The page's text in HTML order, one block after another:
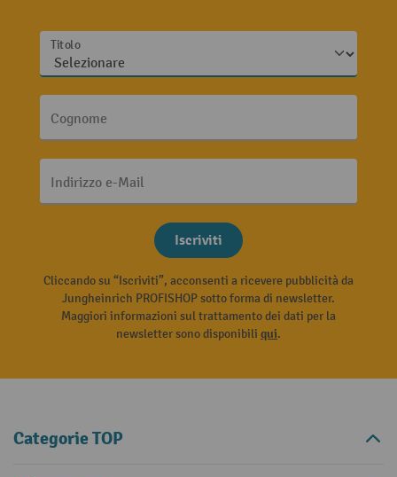
Titolo
Cognome
Indirizzo e-Mail
Iscriviti
Cliccando su “Iscriviti”, acconsenti a ricevere pubblicità da
Jungheinrich PROFISHOP sotto forma di newsletter.
Maggiori informazioni sul trattamento dei dati per la
newsletter sono disponibili qui.
Categorie TOP